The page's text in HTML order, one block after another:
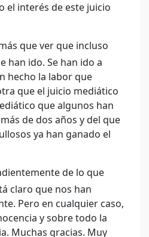
el interés de este juicio
que ver que incluso
han ido. Se han ido a
hecho la labor que
que el juicio mediático
que algunos han
de dos años y del que
ya han ganado el
de lo que
claro que nos han
Pero en cualquier caso,
y sobre todo la
Muchas gracias. Muy